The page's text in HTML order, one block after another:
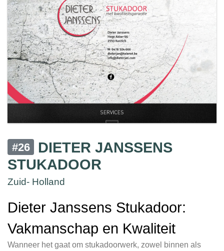
#26
DIETER JANSSENS
STUKADOOR
Zuid- Holland
Dieter Janssens Stukadoor:
Vakmanschap en Kwaliteit
Wanneer het gaat om stukadoorwerk, zowel binnen als